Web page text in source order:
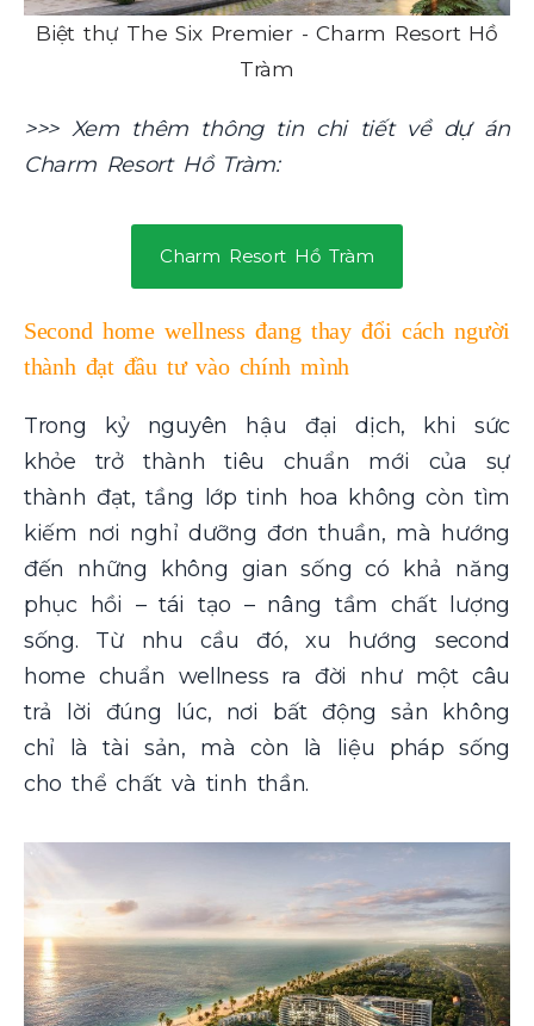
Biệt thự The Six Premier - Charm Resort Hồ
Tràm
>>> Xem thêm thông tin chi tiết về dự án
Charm Resort Hồ Tràm:
Charm Resort Hồ Tràm
Second home wellness đang thay đổi cách người
thành đạt đầu tư vào chính mình
Trong kỷ nguyên hậu đại dịch, khi sức
khỏe trở thành tiêu chuẩn mới của sự
thành đạt, tầng lớp tinh hoa không còn tìm
kiếm nơi nghỉ dưỡng đơn thuần, mà hướng
đến những không gian sống có khả năng
phục hồi – tái tạo – nâng tầm chất lượng
sống. Từ nhu cầu đó, xu hướng second
home chuẩn wellness ra đời như một câu
trả lời đúng lúc, nơi bất động sản không
chỉ là tài sản, mà còn là liệu pháp sống
cho thể chất và tinh thần.